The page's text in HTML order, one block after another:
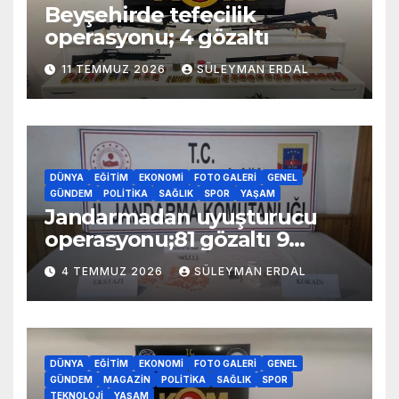
Beyşehirde tefecilik
operasyonu; 4 gözaltı
11 TEMMUZ 2026 SÜLEYMAN ERDAL
DÜNYA EĞITIM EKONOMI FOTO GALERI
GENEL
GÜNDEM
POLITIKA SAĞLIK SPOR YAŞAM
Jandarmadan uyuşturucu
operasyonu;81 gözaltı 9
tutuklama
4 TEMMUZ 2026 SÜLEYMAN ERDAL
DÜNYA EĞITIM EKONOMI FOTO GALERI
GENEL
GÜNDEM
MAGAZIN POLITIKA SAĞLIK
SPOR
TEKNOLOJI
YAŞAM